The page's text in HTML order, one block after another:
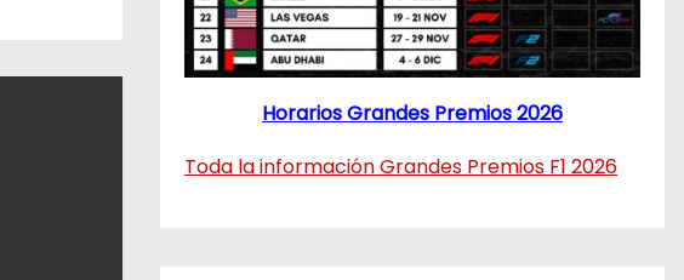
Horarios Grandes Premios 2026
Toda la información Grandes Premios F1 2026